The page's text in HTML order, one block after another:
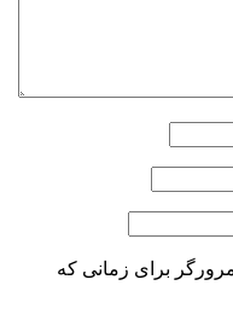
برای زمانی که